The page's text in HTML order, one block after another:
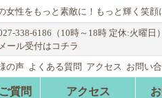
女性をもっと素敵に！もっと輝く笑顔
338-6186（10時～18時 定休:火曜日）
メール受付はコチラ
の声 よくある質問 アクセス お問い
質問 アクセス